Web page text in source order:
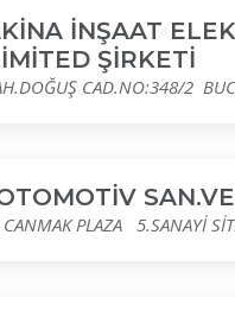
İNŞAAT
ŞİRKETİ
CAD.NO:348/2
PLAZA 5.SANAYİ